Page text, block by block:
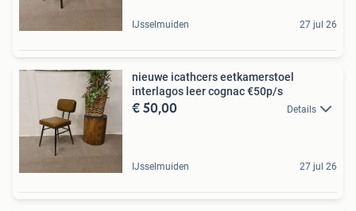
IJsselmuiden 27 jul 26
nieuwe icathcers eetkamerstoel
interlagos leer cognac €50p/s
€ 50,00 Details
IJsselmuiden 27 jul 26